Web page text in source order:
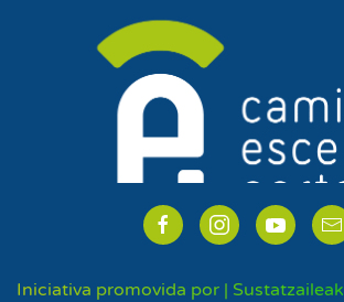
Iniciativa promovida por | Sustatzaileak